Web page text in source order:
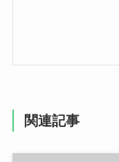
関連記事